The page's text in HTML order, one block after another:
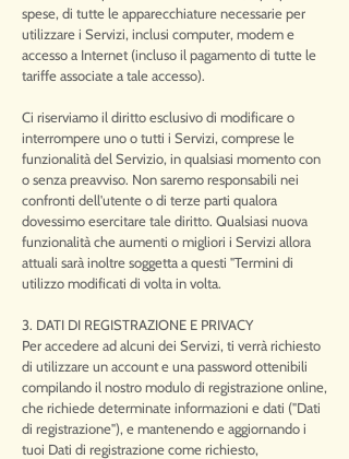
spese, di tutte le apparecchiature necessarie per
utilizzare i Servizi, inclusi computer, modem e
accesso a Internet (incluso il pagamento di tutte le
tariffe associate a tale accesso).
Ci riserviamo il diritto esclusivo di modificare o
interrompere uno o tutti i Servizi, comprese le
funzionalità del Servizio, in qualsiasi momento con
o senza preavviso. Non saremo responsabili nei
confronti dell'utente o di terze parti qualora
dovessimo esercitare tale diritto. Qualsiasi nuova
funzionalità che aumenti o migliori i Servizi allora
attuali sarà inoltre soggetta a questi "Termini di
utilizzo modificati di volta in volta.
3. DATI DI REGISTRAZIONE E PRIVACY
Per accedere ad alcuni dei Servizi, ti verrà richiesto
di utilizzare un account e una password ottenibili
compilando il nostro modulo di registrazione online,
che richiede determinate informazioni e dati ("Dati
di registrazione"), e mantenendo e aggiornando i
tuoi Dati di registrazione come richiesto,